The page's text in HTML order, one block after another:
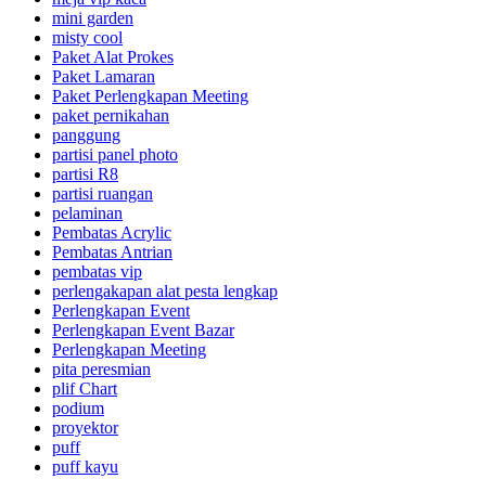
mini garden
misty cool
Paket Alat Prokes
Paket Lamaran
Paket Perlengkapan Meeting
paket pernikahan
panggung
partisi panel photo
partisi R8
partisi ruangan
pelaminan
Pembatas Acrylic
Pembatas Antrian
pembatas vip
perlengakapan alat pesta lengkap
Perlengkapan Event
Perlengkapan Event Bazar
Perlengkapan Meeting
pita peresmian
plif Chart
podium
proyektor
puff
puff kayu